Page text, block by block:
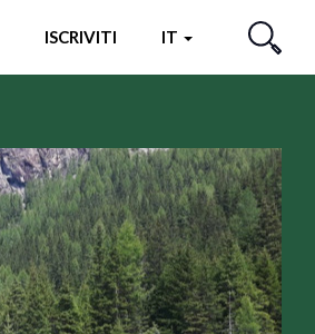
ISCRIVITI IT
CERCA